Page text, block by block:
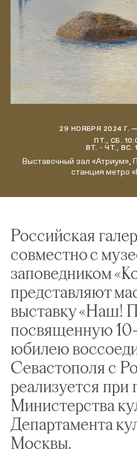
29 НОЯБРЯ 2024 Г.
ПТ., СБ.
ВТ. - ЧТ., ВС.
Выставочный зал «Атриум»,
станция метро
Российская
совместно с
заповедником
представляют
выставку «Наш!
посвященную
юбилею
Севастополя с
реализуется при
Министерства
Департамента
Москвы.